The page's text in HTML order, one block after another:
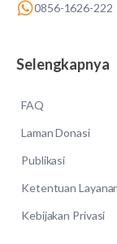
0856-1626-222
Selengkapnya
FAQ
Laman Donasi
Publikasi
Ketentuan
Kebijakan Privasi